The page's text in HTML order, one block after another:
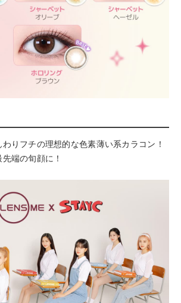
りフチの理想的な色素薄い系カラコン！
端の旬顔に！